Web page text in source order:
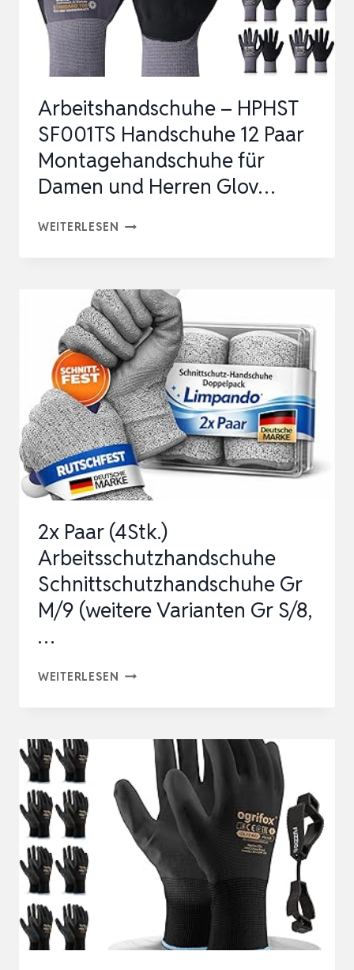
Arbeitshandschuhe – HPHST
SF001TS Handschuhe 12 Paar
Montagehandschuhe für
Damen und Herren Glov…
WEITERLESEN ARBEITSHANDSCHUHE
SF001TS
HANDSCHUHE
12
PAAR
MONTAGEHANDSCHUHE
FÜR
DAMEN
UND
HERREN
2x Paar (4Stk.)
Arbeitsschutzhandschuhe
Schnittschutzhandschuhe Gr
M/9 (weitere Varianten Gr S/8,
…
WEITERLESEN 2X
ARBEITSSCHUTZHANDSCHUHE
SCHNITTSCHUTZHANDSCHUHE
GR
M/9
(WEITERE
VARIANTEN